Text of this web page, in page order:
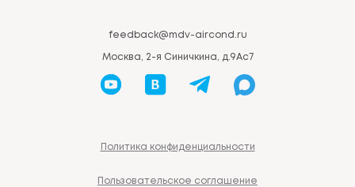
feedback@mdv-aircond.ru
Москва, 2-я Синичкина, д.9Ас7
Политика конфиденциальности
Пользовательское соглашение